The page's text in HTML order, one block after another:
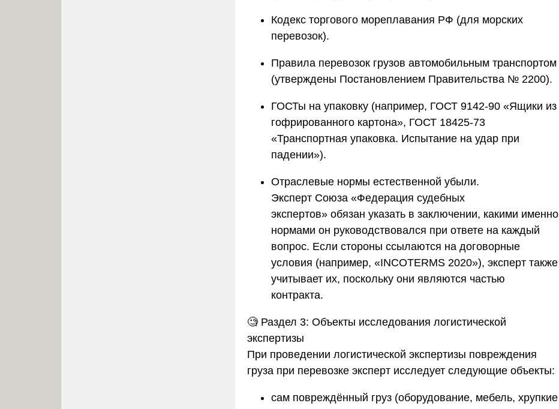
Кодекс торгового мореплавания РФ (для морских
перевозок).
Правила перевозок грузов автомобильным транспортом
(утверждены Постановлением Правительства № 2200).
ГОСТы на упаковку (например, ГОСТ 9142-90 «Ящики из
гофрированного картона», ГОСТ 18425-73
«Транспортная упаковка. Испытание на удар при
падении»).
Отраслевые нормы естественной убыли.
Эксперт Союза «Федерация судебных
экспертов» обязан указать в заключении, какими именно
нормами он руководствовался при ответе на каждый
вопрос. Если стороны ссылаются на договорные
условия (например, «INCOTERMS 2020»), эксперт также
учитывает их, поскольку они являются частью
контракта.
🧐 Раздел 3: Объекты исследования логистической
экспертизы
При проведении логистической экспертизы повреждения
груза при перевозке эксперт исследует следующие объекты:
сам повреждённый груз (оборудование, мебель, хрупкие